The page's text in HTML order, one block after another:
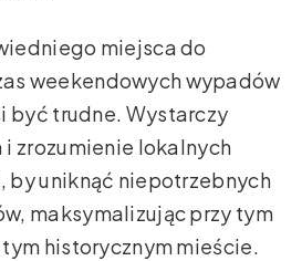
miejsca do
weekendowych wypadów
być trudne. Wystarczy
zrozumienie lokalnych
by uniknąć niepotrzebnych
maksymalizując przy tym
historycznym mieście.